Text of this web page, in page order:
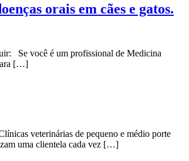
orais em cães e gatos.
Se você é um profissional de Medicina
[…]
veterinárias de pequeno e médio porte
uma clientela cada vez […]